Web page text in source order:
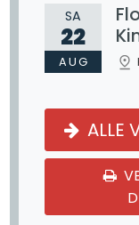
SA
22
AUG
ALLE